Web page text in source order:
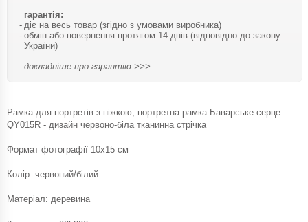
гарантія:
діє на весь товар (згідно з умовами виробника)
обмін або повернення протягом 14 днів (відповідно до закону
України)
докладніше про гарантію >>>
Рамка для портретів з ніжкою, портретна рамка Баварське серце
QY015R - дизайн червоно-біла тканинна стрічка
Формат фотографії 10x15 см
Колір: червоний/білий
Матеріал: деревина